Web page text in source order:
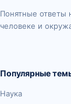
Понятные
человеке и
Популярные
Наука